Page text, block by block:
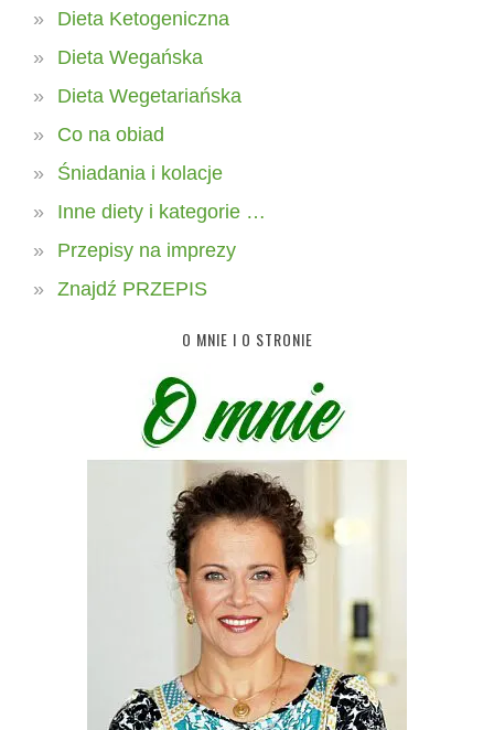
Dieta Ketogeniczna
Dieta Wegańska
Dieta Wegetariańska
Co na obiad
Śniadania i kolacje
Inne diety i kategorie …
Przepisy na imprezy
Znajdź PRZEPIS
O MNIE I O STRONIE